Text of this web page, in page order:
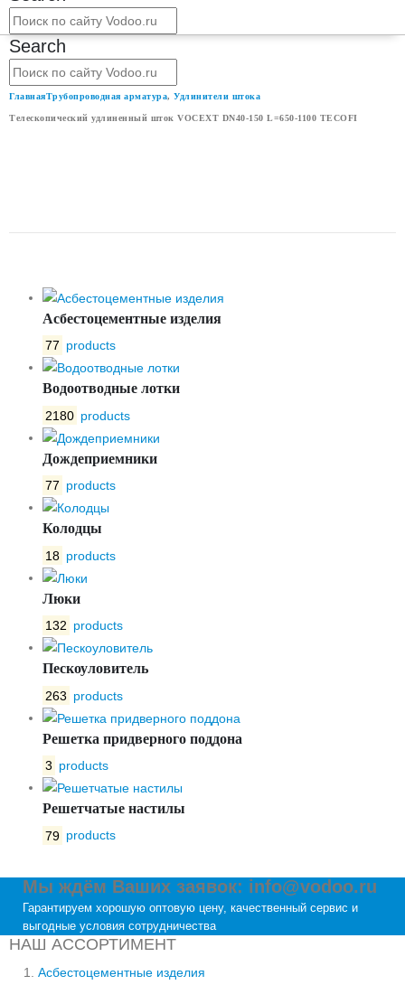
Search
ГлавнаяТрубопроводная арматура, Удлинители штока
Телескопический удлиненный шток VOCEXT DN40-150 L=650-1100 TECOFI
Асбестоцементные изделия
77 products
Водоотводные лотки
2180 products
Дождеприемники
77 products
Колодцы
18 products
Люки
132 products
Пескоуловитель
263 products
Решетка придверного поддона
3 products
Решетчатые настилы
79 products
Мы ждём Ваших заявок: info@vodoo.ru
Гарантируем хорошую оптовую цену, качественный сервис и
выгодные условия сотрудничества
НАШ АССОРТИМЕНТ
Асбестоцементные изделия